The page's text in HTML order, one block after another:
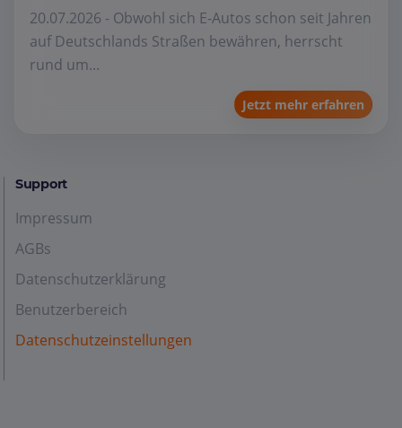
20.07.2026 - Obwohl sich E-Autos schon seit Jahren
auf Deutschlands Straßen bewähren, herrscht
rund um...
Jetzt mehr erfahren
Support
Impressum
AGBs
Datenschutzerklärung
Benutzerbereich
Datenschutzeinstellungen